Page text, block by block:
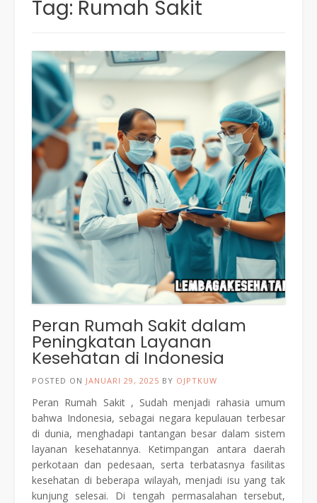
Tag: Rumah Sakit
Peran Rumah Sakit dalam
Peningkatan Layanan
Kesehatan di Indonesia
POSTED ON JANUARI 29, 2025 BY OJPTKUW
Peran Rumah Sakit , Sudah menjadi rahasia umum
bahwa Indonesia, sebagai negara kepulauan terbesar
di dunia, menghadapi tantangan besar dalam sistem
layanan kesehatannya. Ketimpangan antara daerah
perkotaan dan pedesaan, serta terbatasnya fasilitas
kesehatan di beberapa wilayah, menjadi isu yang tak
kunjung selesai. Di tengah permasalahan tersebut,